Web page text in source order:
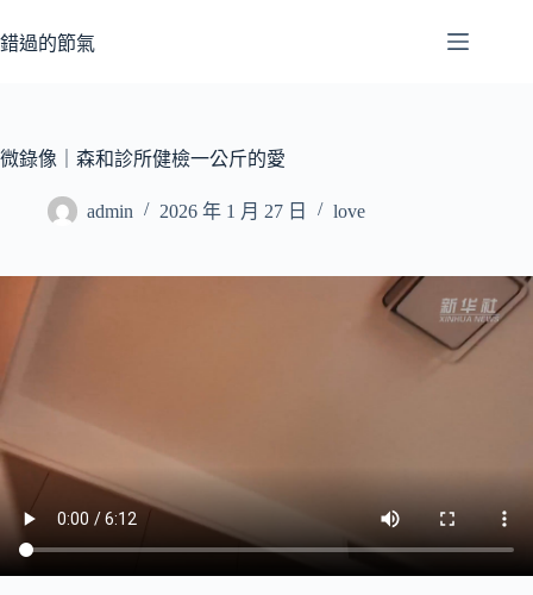
至
容
錯過的節氣
微錄像｜森和診所健檢一公斤的愛
admin 2026 年 1 月 27 日 love